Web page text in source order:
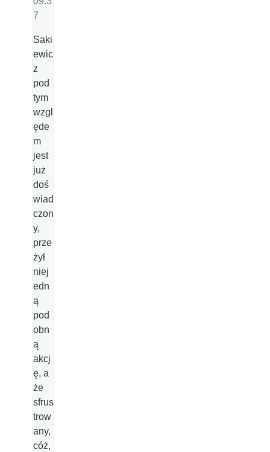
7
Saki
ewic
z
pod
tym
wzgl
ęde
m
jest
już
doś
wiad
czon
y,
prze
żył
niej
edn
ą
pod
obn
ą
akcj
ę, a
że
sfrus
trow
any,
cóż,